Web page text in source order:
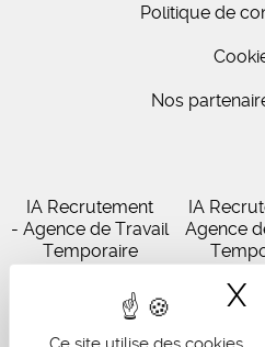
X
Politique de
Nos
IA Recrutement
- Agence de Travail
Temporaire
Virecourt, 33370
Artigues-près-
Bordeaux
IA
Agence
102
05 56